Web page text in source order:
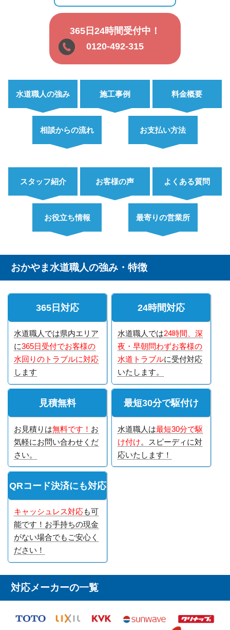
365日24時間受付中！
0120-492-315
水道職人の強み 施工事例 料金概要
相談からの流れ お支払い方法
スタッフ紹介 お客様の声 よくある質問
お役立ち情報 最寄りの営業所
おかやま水道職人の強み・特徴
365日対応
水道職人では県内エリア
に365日受付でお客様の
水回りのトラブルに対応
します
24時間対応
水道職人では24時間、深
夜・早朝問わずお客様の
水道トラブルに受付対応
いたします。
見積無料
お見積りは無料です！ お
気軽にお問い合わせくだ
さい。
最短30分で駆付け
水道職人は最短30分で駆
け付け。スピーディに対
応いたします！
QRコード決済にも対応
キャッシュレス対応も可
能です！お手持ちの現金
がない場合でもご安心く
ださい！
対応メーカーの一覧